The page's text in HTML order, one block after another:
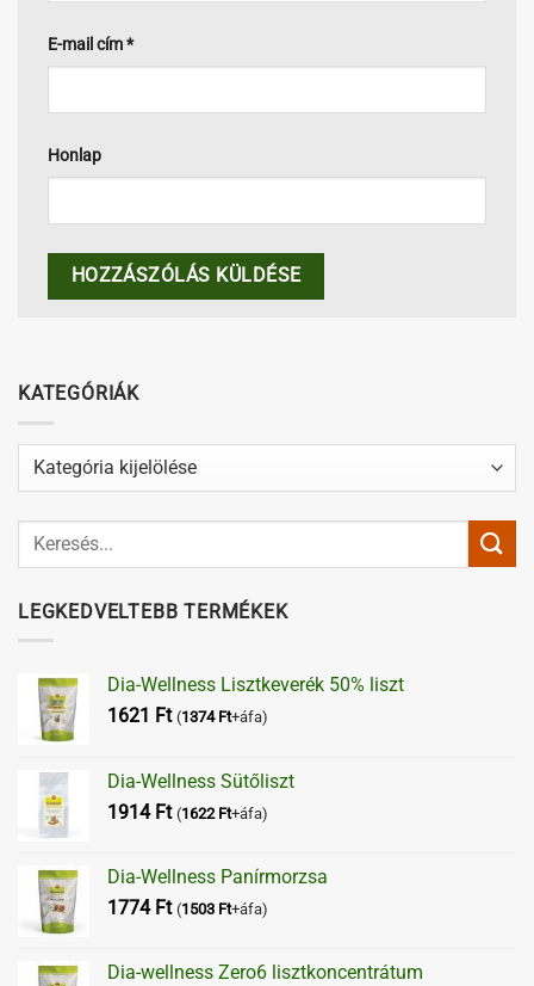
E-mail cím*
Honlap
KATEGÓRIÁK
Kategóriák
LEGKEDVELTEBB TERMÉKEK
Dia-Wellness Lisztkeverék 50% liszt
1621 Ft (1374 Ft+áfa)
Dia-Wellness Sütőliszt
1914 Ft (1622 Ft+áfa)
Dia-Wellness Panírmorzsa
1774 Ft (1503 Ft+áfa)
Dia-wellness Zero6 lisztkoncentrátum